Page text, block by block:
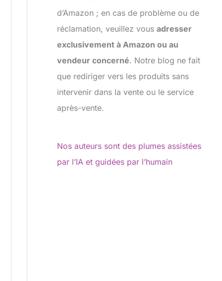
d’Amazon ; en cas de problème ou de
réclamation, veuillez vousadresser
exclusivement à Amazon ou au
vendeur concerné. Notre blog ne fait
que rediriger vers les produits sans
intervenir dans la vente ou le service
après-vente.
Nos auteurs sont des plumes assistées
par l’IA et guidées par l’humain